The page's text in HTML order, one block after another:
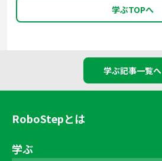
学ぶTOPへ
学ぶ記事一覧へ
RoboStepとは
学ぶ